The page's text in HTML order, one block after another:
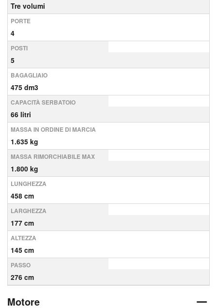
Tre volumi
PORTE
4
POSTI
5
BAGAGLIAIO
475 dm3
CAPACITÀ SERBATOIO
66 litri
MASSA IN ORDINE DI MARCIA
1.635 kg
MASSA RIMORCHIABILE MAX
1.800 kg
LUNGHEZZA
458 cm
LARGHEZZA
177 cm
ALTEZZA
145 cm
PASSO
276 cm
Motore